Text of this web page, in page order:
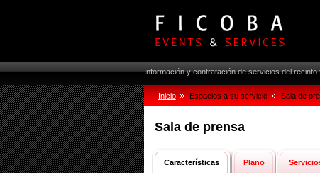
Información y contratación de servicios del recinto
Inicio Espacios a su servicio Sala de
Sala de prensa
Características Plano